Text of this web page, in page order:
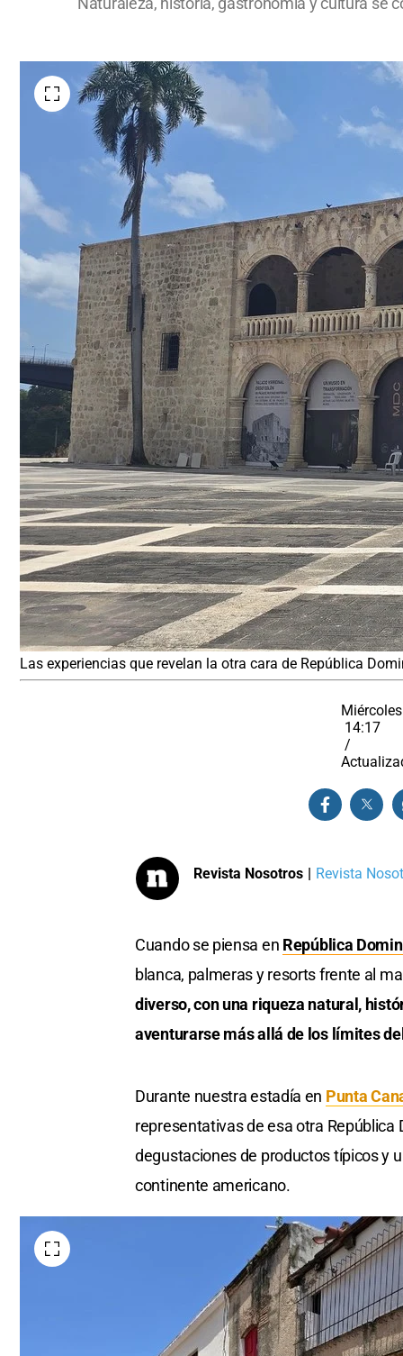
Las experiencias que revelan la otra cara de República
14:17
/
Revista Nosotros | Revista
Cuando se piensa en República
blanca, palmeras y resorts frente al
diverso, con una riqueza natural,
aventurarse más allá de los límites
Durante nuestra estadía en Punta
representativas de esa otra
degustaciones de productos típicos y
continente americano.